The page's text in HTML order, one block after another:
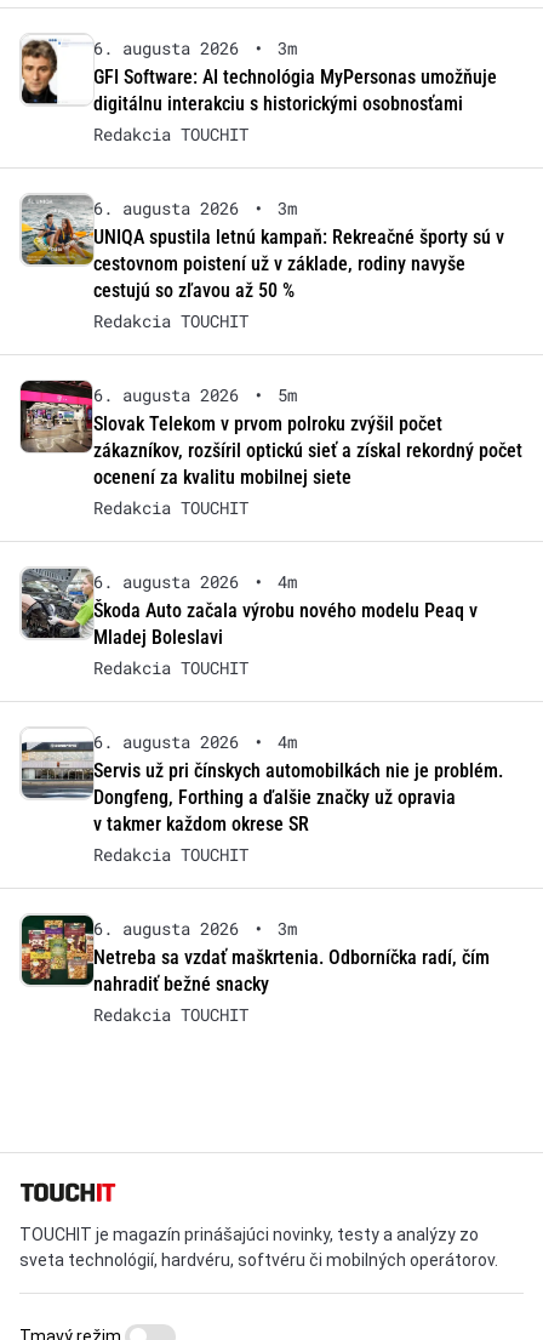
6. augusta 2026 •
3m
GFI Software: AI technológia MyPersonas umožňuje
digitálnu interakciu s historickými osobnosťami
Redakcia TOUCHIT
6. augusta 2026 •
3m
UNIQA spustila letnú kampaň: Rekreačné športy sú v
cestovnom poistení už v základe, rodiny navyše
cestujú so zľavou až 50 %
Redakcia TOUCHIT
6. augusta 2026 •
5m
Slovak Telekom v prvom polroku zvýšil počet
zákazníkov, rozšíril optickú sieť a získal rekordný počet
ocenení za kvalitu mobilnej siete
Redakcia TOUCHIT
6. augusta 2026 •
4m
Škoda Auto začala výrobu nového modelu Peaq v
Mladej Boleslavi
Redakcia TOUCHIT
6. augusta 2026 •
4m
Servis už pri čínskych automobilkách nie je problém.
Dongfeng, Forthing a ďalšie značky už opravia
v takmer každom okrese SR
Redakcia TOUCHIT
6. augusta 2026 •
3m
Netreba sa vzdať maškrtenia. Odborníčka radí, čím
nahradiť bežné snacky
Redakcia TOUCHIT
TOUCHIT je magazín prinášajúci novinky, testy a analýzy zo
sveta technológií, hardvéru, softvéru či mobilných operátorov.